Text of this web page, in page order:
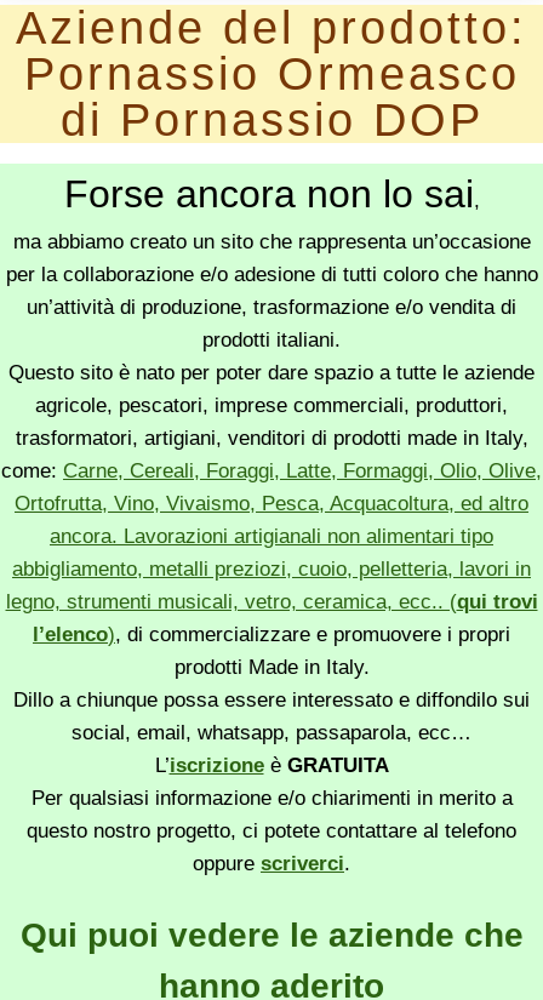
Aziende del prodotto:
Pornassio Ormeasco
di Pornassio DOP
Forse ancora non lo sai,
ma abbiamo creato un sito che rappresenta un’occasione
per la collaborazione e/o adesione di tutti coloro che hanno
un’attività di produzione, trasformazione e/o vendita di
prodotti italiani.
Questo sito è nato per poter dare spazio a tutte le aziende
agricole, pescatori, imprese commerciali, produttori,
trasformatori, artigiani, venditori di prodotti made in Italy,
come: Carne, Cereali, Foraggi, Latte, Formaggi, Olio, Olive,
Ortofrutta, Vino, Vivaismo, Pesca, Acquacoltura, ed altro
ancora. Lavorazioni artigianali non alimentari tipo
abbigliamento, metalli preziozi, cuoio, pelletteria, lavori in
legno, strumenti musicali, vetro, ceramica, ecc.. (qui trovi
l’elenco), di commercializzare e promuovere i propri
prodotti Made in Italy.
Dillo a chiunque possa essere interessato e diffondilo sui
social, email, whatsapp, passaparola, ecc…
L’iscrizioneè GRATUITA
Per qualsiasi informazione e/o chiarimenti in merito a
questo nostro progetto, ci potete contattare al telefono
oppure scriverci.
Qui puoi vedere le aziende che
hanno aderito